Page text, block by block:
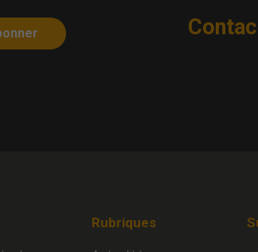
Rubriques